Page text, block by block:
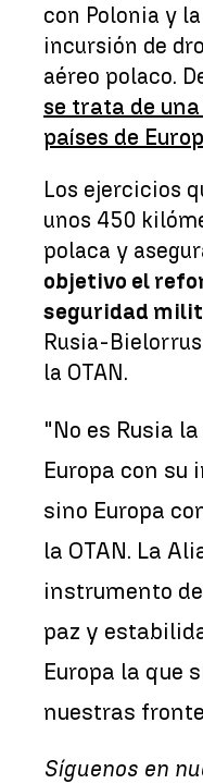
con Polonia y
incursión de
aéreo polaco.
se trata de
países de
Los ejercicios
unos 450
polaca y
objetivo el
seguridad
Rusia-
la OTAN.
"No es Rusia
Europa con
sino Europa
la OTAN. La
instrumento
paz y
Europa la que
nuestras
Síguenos en